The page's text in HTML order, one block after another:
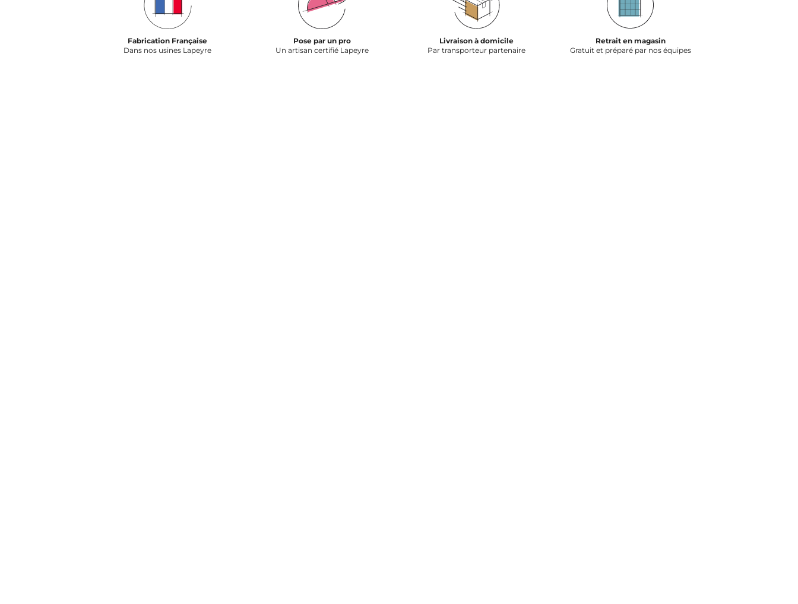
Fabrication Française
Dans nos usines Lapeyre
Pose par un pro
Un artisan certifié Lapeyre
Livraison à domicile
Par transporteur partenaire
Retrait en magasin
Gratuit et préparé par nos équipes